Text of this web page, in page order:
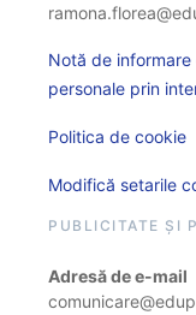
Notă de
personale prin
Politica de cookie
Modifică setarile
PUBLICITATE ȘI
Adresă de e-mail